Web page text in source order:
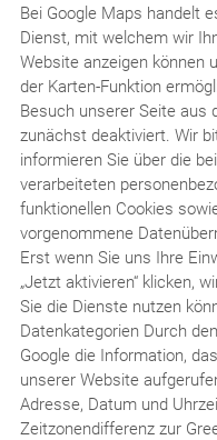
Bei Google Maps handelt
Dienst, mit welchem wir
Website anzeigen können
der Karten-Funktion
Besuch unserer Seite aus
zunächst deaktiviert. Wir
informieren Sie über die
verarbeiteten
funktionellen Cookies
vorgenommene
Erst wenn Sie uns Ihre
„Jetzt aktivieren“ klicken,
Sie die Dienste nutzen
Datenkategorien Durch
Google die Information,
unserer Website
Adresse, Datum und
Zeitzonendifferenz zur